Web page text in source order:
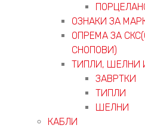
ОЗНАКИ ЗА
ОПРЕМА ЗА
СНОПОВИ)
ТИПЛИ, ШЕЛНИ
ЗАВРТКИ
ТИПЛИ
ШЕЛНИ
КАБЛИ